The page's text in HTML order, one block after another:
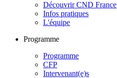
Découvrir CND France
Infos pratiques
L'équipe
Programme
Programme
CFP
Intervenant(e)s